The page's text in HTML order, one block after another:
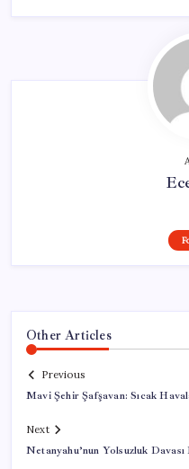
Other Articles
Previous
Mavi Şehir Şafşavan: Sıcak
Next
Netanyahu’nun Yolsuzluk